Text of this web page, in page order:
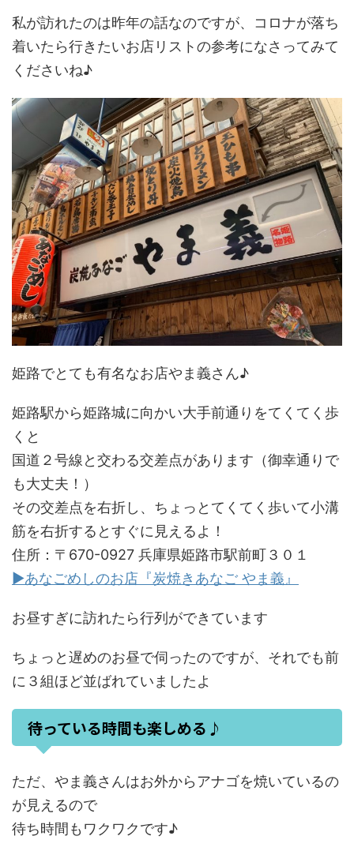
私が訪れたのは昨年の話なのですが、コロナが落ち
着いたら行きたいお店リストの参考になさってみて
くださいね♪
姫路でとても有名なお店やま義さん♪
姫路駅から姫路城に向かい大手前通りをてくてく歩
くと
国道２号線と交わる交差点があります（御幸通りで
も大丈夫！）
その交差点を右折し、ちょっとてくてく歩いて小溝
筋を右折するとすぐに見えるよ！
住所：〒670-0927 兵庫県姫路市駅前町３０１
▶あなごめしのお店『炭焼きあなご やま義』
お昼すぎに訪れたら行列ができています
ちょっと遅めのお昼で伺ったのですが、それでも前
に３組ほど並ばれていましたよ
待っている時間も楽しめる♪
ただ、やま義さんはお外からアナゴを焼いているの
が見えるので
待ち時間もワクワクです♪